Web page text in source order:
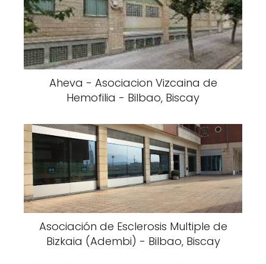
Aheva - Asociacion Vizcaina de
Hemofilia - Bilbao, Biscay
Asociación de Esclerosis Multiple de
Bizkaia (Adembi) - Bilbao, Biscay